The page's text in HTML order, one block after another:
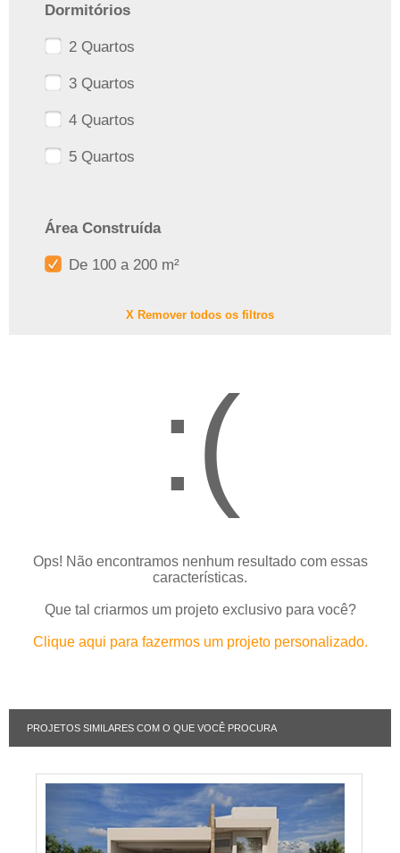
Dormitórios
2 Quartos
3 Quartos
4 Quartos
5 Quartos
Área Construída
De 100 a 200 m²
X Remover todos os filtros
:(
Ops! Não encontramos nenhum resultado com essas
características.
Que tal criarmos um projeto exclusivo para você?
Clique aqui para fazermos um projeto personalizado.
PROJETOS SIMILARES COM O QUE VOCÊ PROCURA